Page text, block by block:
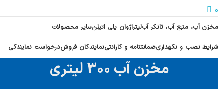
0
مخزن آب، منبع آب، تانکر آبلیتراژوان پلی اتیلنسایر محصولات
شرایط نصب و نگهداریضمانتنامه و گارانتینمایندگان فروشدرخواست نمایندگی
مخزن آب 300 لیتری